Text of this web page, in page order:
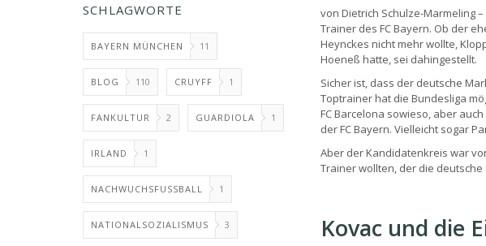
SCHLAGWORTE
BAYERN MÜNCHEN 11
BLOG 110 CRUYFF 1
FANKULTUR 2 GUARDIOLA 1
IRLAND 1
NACHWUCHSFUSSBALL 1
NATIONALSOZIALISMUS 3
von Dietrich Schulze-Marmeling
Trainer des FC Bayern. Ob der
Heynckes nicht mehr wollte,
Hoeneß hatte, sei dahingestellt.
Sicher ist, dass der deutsche
Toptrainer hat die Bundesliga
FC Barcelona sowieso, aber
der FC Bayern. Vielleicht sogar
Aber der Kandidatenkreis war
Trainer wollten, der die
Kovac und die